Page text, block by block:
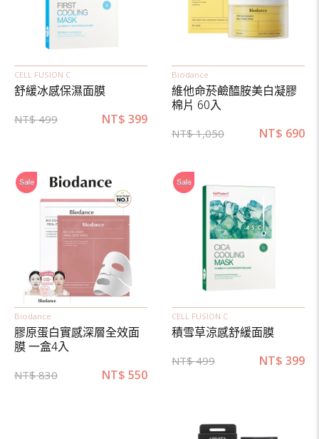
CELL FUSION C
舒緩冰感保濕面膜
NT$499 NT$ 399
Biodance
維他命菸鹼醯胺美白凝膠
棉片 60入
NT$1,050 NT$ 690
Biodance
膠原蛋白實感深層全效面
膜 一盒4入
NT$830 NT$ 550
CELL FUSION C
積雪草涼感舒緩面膜
NT$499 NT$ 399